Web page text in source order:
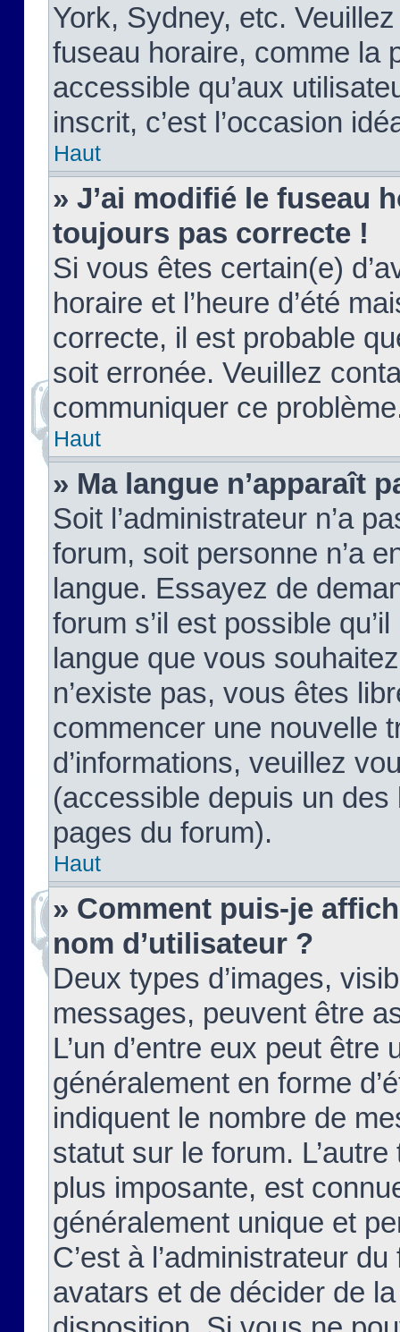
York, Sydney, etc.
fuseau horaire, comme la
accessible qu’aux
inscrit, c’est l’occasion
Haut
» J’ai modifié le fuseau
toujours pas correcte !
Si vous êtes certain(e)
horaire et l’heure d’été
correcte, il est probable
soit erronée. Veuillez
communiquer ce
Haut
» Ma langue n’apparaît
Soit l’administrateur n’a
forum, soit personne n’a
langue. Essayez de
forum s’il est possible
langue que vous
n’existe pas, vous êtes
commencer une nouvelle
d’informations, veuillez
(accessible depuis un
pages du forum).
Haut
» Comment puis-je
nom d’utilisateur ?
Deux types d’images,
messages, peuvent être
L’un d’entre eux peut
généralement en forme
indiquent le nombre de
statut sur le forum.
plus imposante, est
généralement unique et
C’est à l’administrateur
avatars et de décider de